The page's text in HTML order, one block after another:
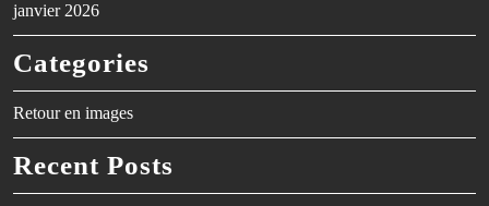
janvier 2026
Categories
Retour en images
Recent Posts